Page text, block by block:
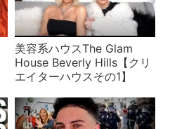
美容系ハウスThe Glam
House Beverly Hills【クリ
エイターハウスその1】